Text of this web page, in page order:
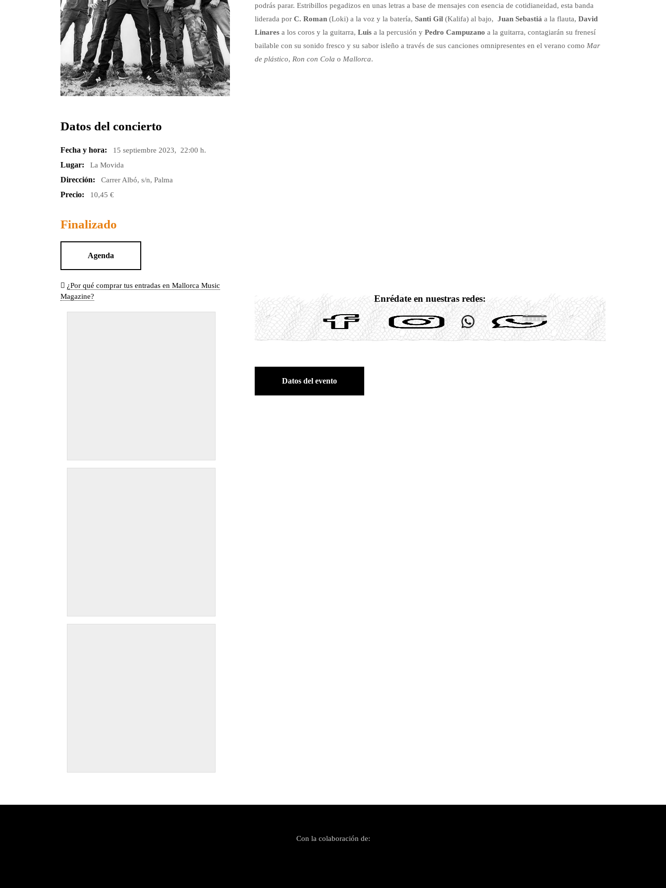
Datos del concierto
Fecha y hora: 15 septiembre 2023, 22:00 h.
Lugar: La Movida
Dirección: Carrer Albó, s/n, Palma
Precio: 10,45 €
Finalizado
Agenda
¿Por qué comprar tus entradas en Mallorca Music
Magazine?
podrás parar. Estribillos pegadizos en unas letras a base de mensajes con esencia de cotidianeidad, esta banda
liderada por C. Roman(Loki) a la voz y la batería, Santi Gil(Kalifa) al bajo, Juan Sebastiá a la flauta, David
Linaresa los coros y la guitarra, Luisa la percusión y Pedro Campuzano a la guitarra, contagiarán su frenesí
bailable con su sonido fresco y su sabor isleño a través de sus canciones omnipresentes en el verano como Mar
de plástico, Ron con Cola o Mallorca.
Enrédate en nuestras redes:
Datos del evento
Con la colaboración de: